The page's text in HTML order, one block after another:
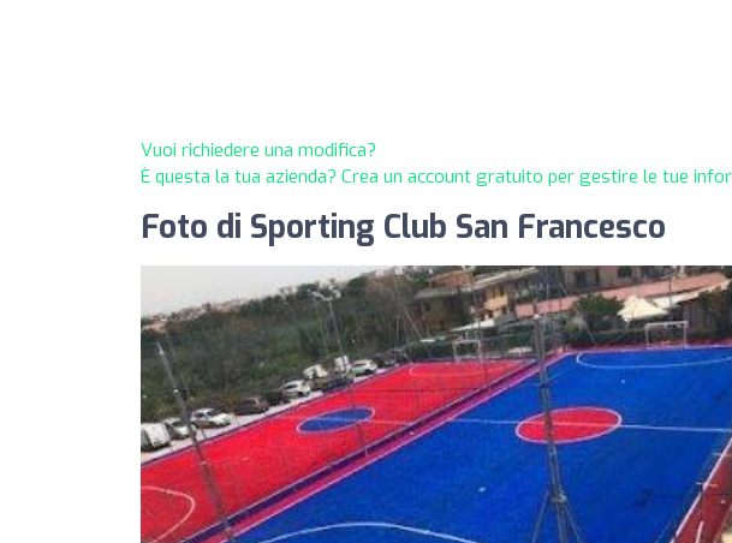
Vuoi richiedere una modifica?
È questa la tua azienda? Crea un account gratuito per gestire le tue
Foto di Sporting Club San Francesco